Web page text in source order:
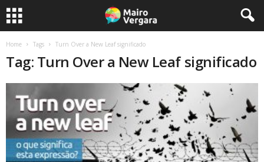
Home Tags Turn Over a New Leaf significado
Tag: Turn Over a New Leaf significado